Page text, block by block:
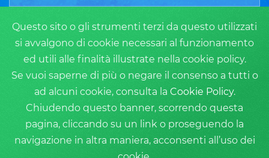
Questo sito o gli strumenti terzi da questo utilizzati
si avvalgono di cookie necessari al funzionamento
ed utili alle finalità illustrate nella cookie policy.
Se vuoi saperne di più o negare il consenso a tutti o
ad alcuni cookie, consulta la Cookie Policy.
Chiudendo questo banner, scorrendo questa
pagina, cliccando su un link o proseguendo la
navigazione in altra maniera, acconsenti all’uso dei
ISCRIVITI